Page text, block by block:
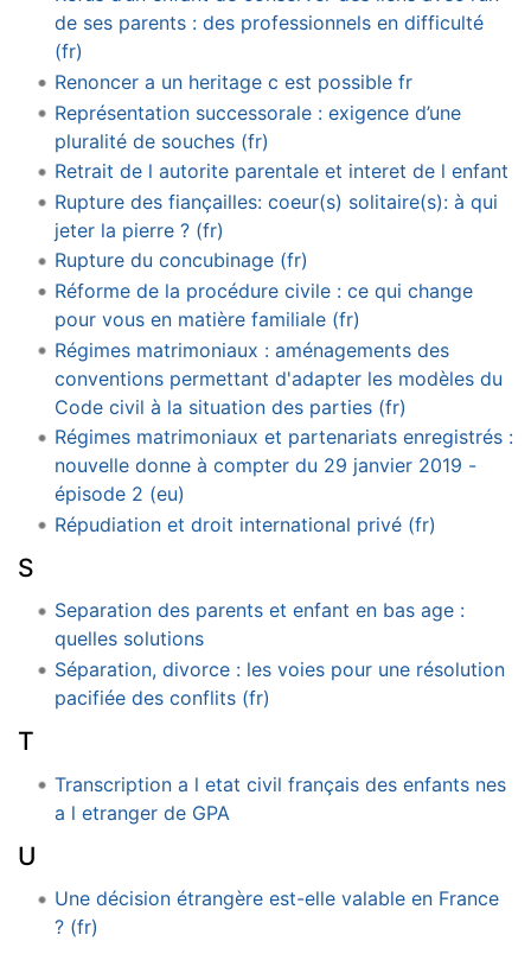
de ses parents : des professionnels en difficulté
(fr)
Renoncer a un heritage c est possible fr
Représentation successorale : exigence d’une
pluralité de souches (fr)
Retrait de l autorite parentale et interet de l enfant
Rupture des fiançailles: coeur(s) solitaire(s): à qui
jeter la pierre ? (fr)
Rupture du concubinage (fr)
Réforme de la procédure civile : ce qui change
pour vous en matière familiale (fr)
Régimes matrimoniaux : aménagements des
conventions permettant d'adapter les modèles du
Code civil à la situation des parties (fr)
Régimes matrimoniaux et partenariats enregistrés :
nouvelle donne à compter du 29 janvier 2019 -
épisode 2 (eu)
Répudiation et droit international privé (fr)
S
Separation des parents et enfant en bas age :
quelles solutions
Séparation, divorce : les voies pour une résolution
pacifiée des conflits (fr)
T
Transcription a l etat civil français des enfants nes
a l etranger de GPA
U
Une décision étrangère est-elle valable en France
? (fr)